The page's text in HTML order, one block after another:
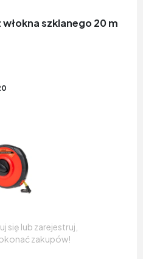
włokna szklanego 20 m
się lub zarejestruj,
zakupów!